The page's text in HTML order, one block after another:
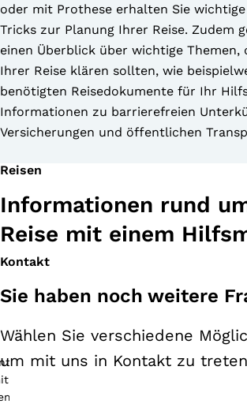
oder mit Prothese erhalten Sie
Tricks zur Planung Ihrer Reise. Zudem
einen Überblick über wichtige Themen,
Ihrer Reise klären sollten, wie
benötigten Reisedokumente für Ihr
Informationen zu barrierefreien
Versicherungen und öffentlichen
Reisen
Informationen rund
Reise mit einem
Kontakt
Sie haben noch weitere
Wählen Sie verschiedene
um mit uns in Kontakt zu